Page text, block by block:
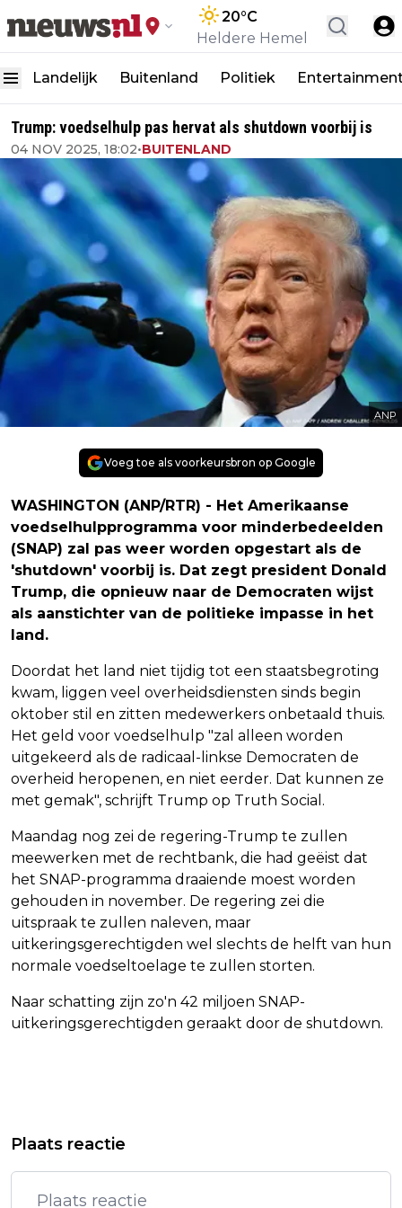
20°C
Heldere Hemel
Landelijk Buitenland Politiek
Trump: voedselhulp pas hervat als shutdown voorbij is
04 NOV 2025, 18:02•BUITENLAND
ANP
Voeg toe als voorkeursbron op Google
WASHINGTON (ANP/RTR) - Het Amerikaanse
voedselhulpprogramma voor minderbedeelden
(SNAP) zal pas weer worden opgestart als de
'shutdown' voorbij is. Dat zegt president Donald
Trump, die opnieuw naar de Democraten wijst
als aanstichter van de politieke impasse in het
land.
Doordat het land niet tijdig tot een staatsbegroting
kwam, liggen veel overheidsdiensten sinds begin
oktober stil en zitten medewerkers onbetaald thuis.
Het geld voor voedselhulp "zal alleen worden
uitgekeerd als de radicaal-linkse Democraten de
overheid heropenen, en niet eerder. Dat kunnen ze
met gemak", schrijft Trump op Truth Social.
Maandag nog zei de regering-Trump te zullen
meewerken met de rechtbank, die had geëist dat
het SNAP-programma draaiende moest worden
gehouden in november. De regering zei die
uitspraak te zullen naleven, maar
uitkeringsgerechtigden wel slechts de helft van hun
normale voedseltoelage te zullen storten.
Naar schatting zijn zo'n 42 miljoen SNAP-
uitkeringsgerechtigden geraakt door de shutdown.
TERUGHOUDEND DAMRAK
WILLIAM WERKT ZICH IN HET ZWEET
OP STRAND COPACABANA
Plaats reactie